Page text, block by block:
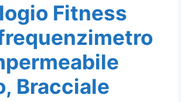
Fitness
Bracciale